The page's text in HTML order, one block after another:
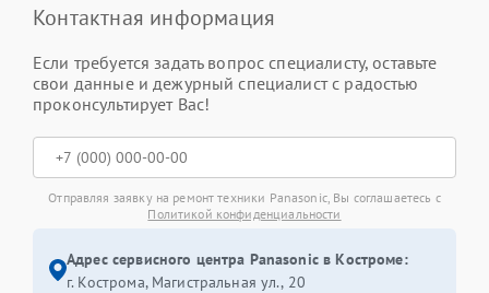
Контактная информация
Если требуется задать вопрос специалисту, оставьте
свои данные и дежурный специалист с радостью
проконсультирует Вас!
Отправляя заявку на ремонт техники Panasonic, Вы соглашаетесь с
Политикой конфиденциальности
Адрес сервисного центра Panasonic в Костроме:
г. Кострома, Магистральная ул., 20